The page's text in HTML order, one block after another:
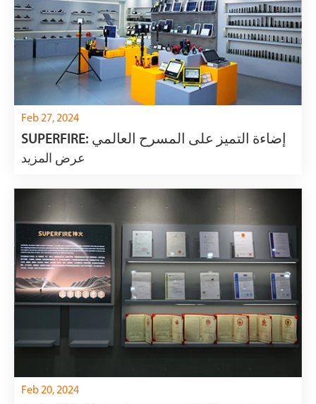
Feb 27, 2024
SUPERFIRE: إضاءة التميز على المسرح العالمي
عرض المزيد
Feb 20, 2024